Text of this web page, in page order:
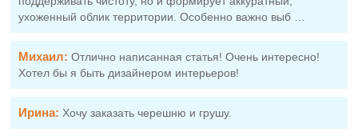
ухоженный облик территории. Особенно важно выб …
Михаил: Отлично написанная статья! Очень интересно!
Хотел бы я быть дизайнером интерьеров!
Ирина: Хочу заказать черешню и грушу.